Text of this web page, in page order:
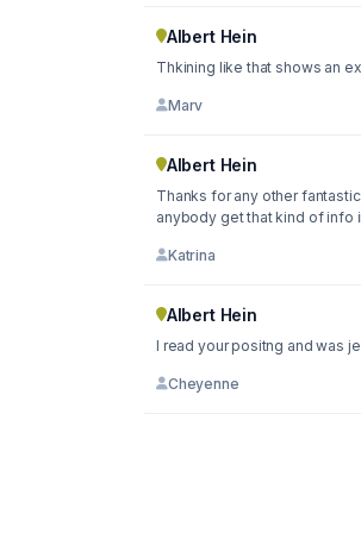
Albert Hein
Thkining like that shows an
Marv
Albert Hein
Thanks for any other fantastic post.
anybody get that kind of info
Katrina
Albert Hein
I read your positng and was
Cheyenne